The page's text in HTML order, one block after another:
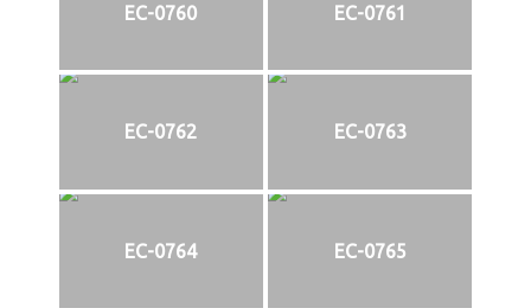
EC-0760 EC-0761
EC-0762 EC-0763
EC-0764 EC-0765